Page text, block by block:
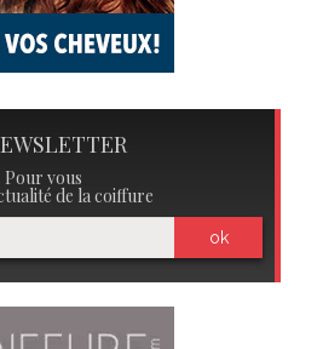
Pour vous
de la coiffure
ok